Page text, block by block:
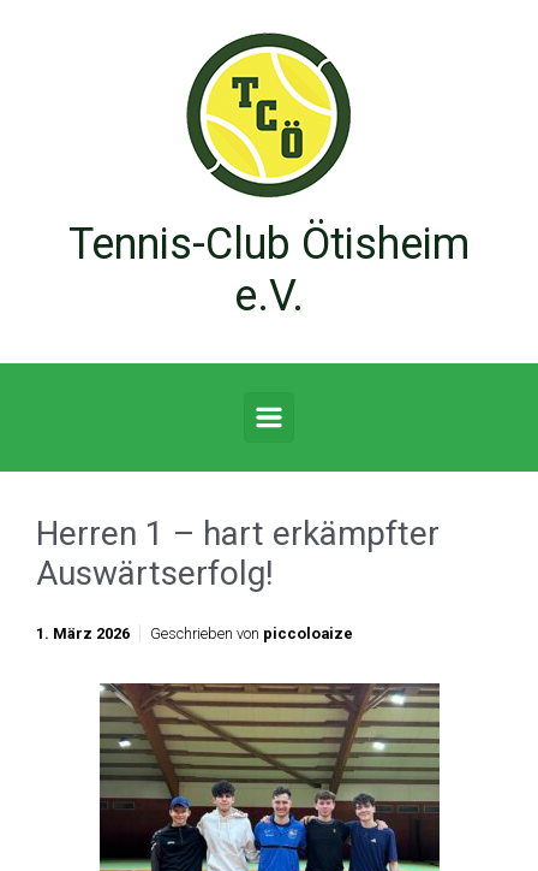
Tennis-Club Ötisheim
e.V.
Herren 1 – hart erkämpfter
Auswärtserfolg!
1. März 2026 Geschrieben von piccoloaize